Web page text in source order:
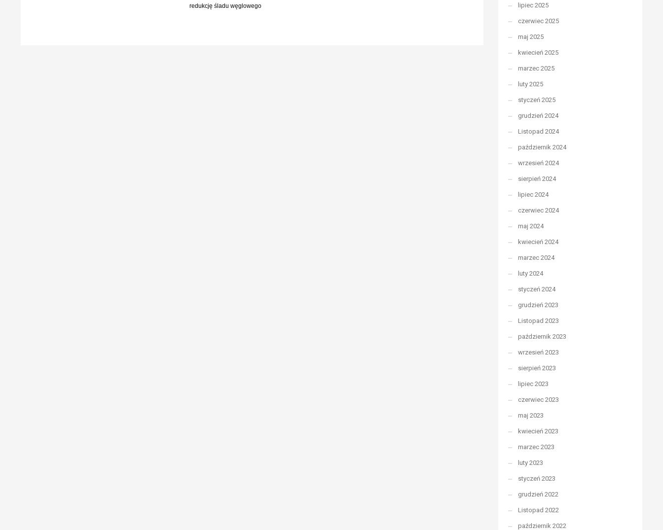
redukcję śladu węglowego
lipiec 2025
czerwiec 2025
maj 2025
kwiecień 2025
marzec 2025
luty 2025
styczeń 2025
grudzień 2024
Listopad 2024
październik 2024
wrzesień 2024
sierpień 2024
lipiec 2024
czerwiec 2024
maj 2024
kwiecień 2024
marzec 2024
luty 2024
styczeń 2024
grudzień 2023
Listopad 2023
październik 2023
wrzesień 2023
sierpień 2023
lipiec 2023
czerwiec 2023
maj 2023
kwiecień 2023
marzec 2023
luty 2023
styczeń 2023
grudzień 2022
Listopad 2022
październik 2022